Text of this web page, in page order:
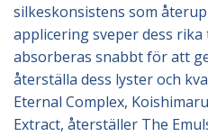
silkeskonsistens som
applicering sveper dess
absorberas snabbt för att
återställa dess lyster och
Eternal Complex,
Extract, återställer The